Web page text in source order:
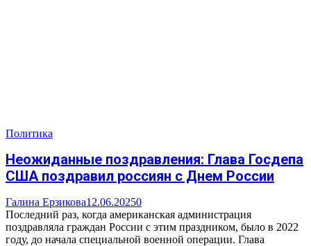
Политика
Неожиданные поздравления: Глава Госдепа
США поздравил россиян с Днем России
Галина Ерзикова12.06.20250
Последний раз, когда американская администрация
поздравляла граждан России с этим праздником, было в 2022
году, до начала специальной военной операции. Глава